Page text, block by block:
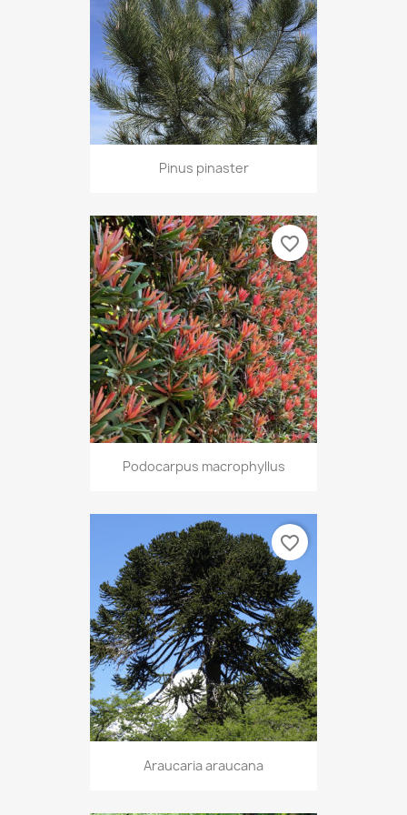
Pinus pinaster
Podocarpus macrophyllus
favorite_border
Araucaria araucana
favorite_border